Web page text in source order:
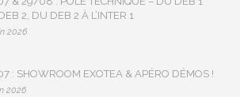
2, DU DEB 2 À L’INTER 1
2026
: SHOWROOM EXOTEA & APÉRO DÉMOS !
2026